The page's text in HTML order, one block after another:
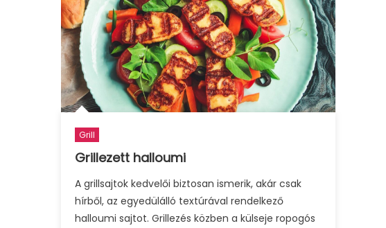
Grill
Grillezett halloumi
A grillsajtok kedvelői biztosan ismerik, akár csak
hírből, az egyedülálló textúrával rendelkező
halloumi sajtot. Grillezés közben a külseje ropogós